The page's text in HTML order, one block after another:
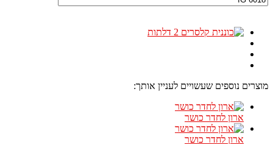
מוצרים נוספים שעשויים לעניין אותך:
ארון לחדר כושר
ארון לחדר כושר